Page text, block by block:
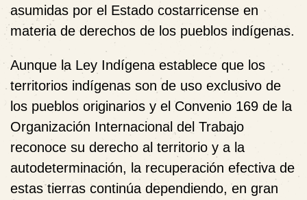
asumidas por el Estado costarricense en
materia de derechos de los pueblos indígenas.
Aunque la Ley Indígena establece que los
territorios indígenas son de uso exclusivo de
los pueblos originarios y el Convenio 169 de la
Organización Internacional del Trabajo
reconoce su derecho al territorio y a la
autodeterminación, la recuperación efectiva de
estas tierras continúa dependiendo, en gran